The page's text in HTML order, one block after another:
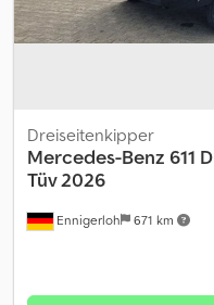
Ennigerloh 671 km
Dreiseitenkipper
Mercedes-Benz 611
Tüv 2026